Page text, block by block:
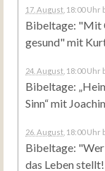
17. August , 18:00 Uhr
Bibeltage: "Mit
gesund" mit
24. August , 18:00 Uhr
Bibeltage:
Sinn“ mit
26. August , 18:00 Uhr
Bibeltage: "Wer
das Leben